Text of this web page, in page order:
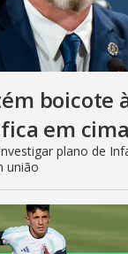
boicote
em
plano de
união